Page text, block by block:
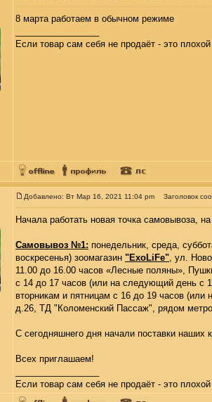
8 марта работаем в обычном режиме
Если товар сам себя не продаёт - это
Добавлено: Вт Мар 16, 2021 11:04 pm Заголовок
Начала работать новая точка самовывоза,
Самовывоз №1: понедельник, среда,
воскресенья) зоомагазин "ExoLiFe", ул.
11.00 до 16.00 часов «Лесные поляны»,
с 14 до 17 часов (или на следующий день с
вторникам и пятницам с 16 до 19 часов
д.26, ТД "Коломенский Пассаж", рядом
С сегодняшнего дня начали поставки наших
Всех приглашаем!
Если товар сам себя не продаёт - это